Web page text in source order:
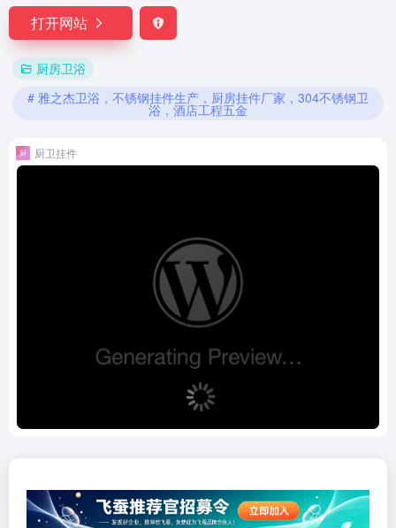
打开网站
厨房卫浴
# 雅之杰卫浴，不锈钢挂件生产，厨房挂件厂家，304不锈钢卫
浴，酒店工程五金
厨卫挂件